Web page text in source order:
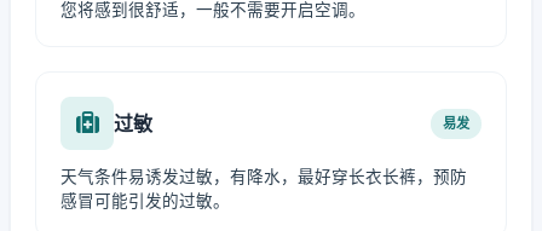
您将感到很舒适，一般不需要开启空调。
过敏 易发
天气条件易诱发过敏，有降水，最好穿长衣长裤，预防
感冒可能引发的过敏。